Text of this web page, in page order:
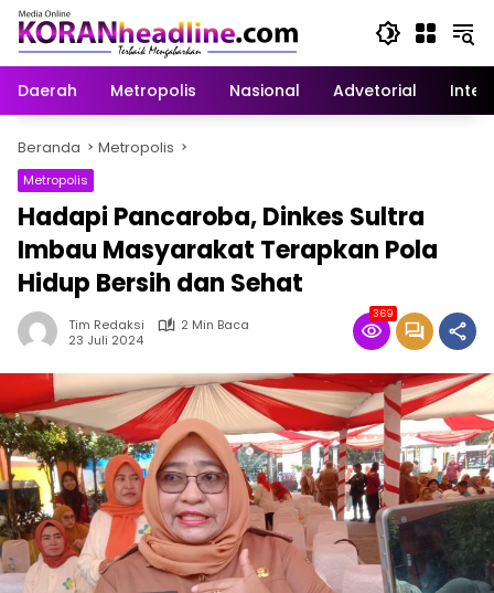
Langsung
konten
Daerah
Metropolis Nasional Advetorial
Beranda Metropolis
Metropolis
Hadapi Pancaroba, Dinkes Sultra
Imbau Masyarakat Terapkan Pola
Hidup Bersih dan Sehat
Tim Redaksi
2 Min Baca
23 Juli 2024
369